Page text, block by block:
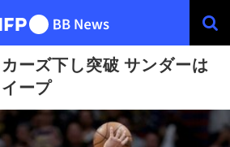
ーズ下し突破 サンダーは
ープ